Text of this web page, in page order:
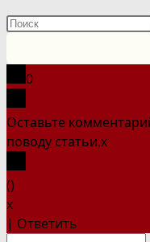
Поиск
сайте
0
Оставьте
поводу статьи.x
()
x
| Ответить